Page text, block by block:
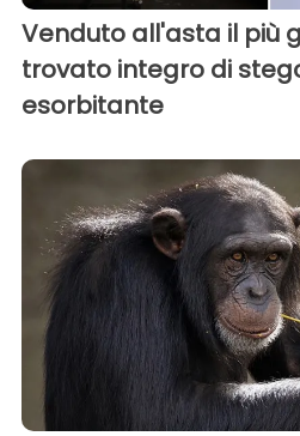
Venduto all'asta il più
trovato integro di
esorbitante